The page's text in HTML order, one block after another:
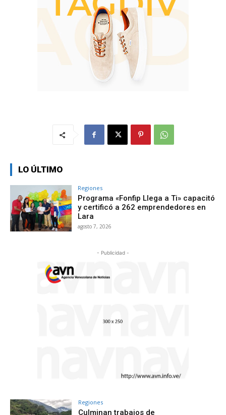
LO ÚLTIMO
Regiones
Programa «Fonfip Llega a Ti» capacitó
y certificó a 262 emprendedores en
Lara
agosto 7, 2026
- Publicidad -
Regiones
Culminan trabajos de